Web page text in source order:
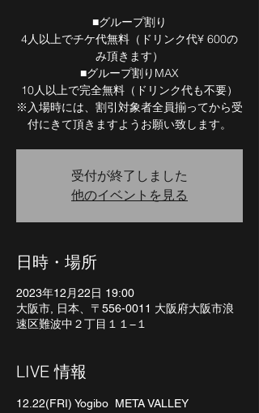
■グループ割り
4人以上でチケ代無料（ドリンク代¥ 600の
み頂きます）
■グループ割りMAX
10人以上で完全無料（ドリンク代も不要）
※入場時には、割引対象者全員揃ってから受
付にきて頂きますようお願い致します。
受付が終了しました
他のイベントを見る
日時・場所
2023年12月22日 19:00
大阪市, 日本、〒556-0011 大阪府大阪市浪
速区難波中２丁目１１−１
LIVE 情報
12.22(FRI) Yogibo  META VALLEY